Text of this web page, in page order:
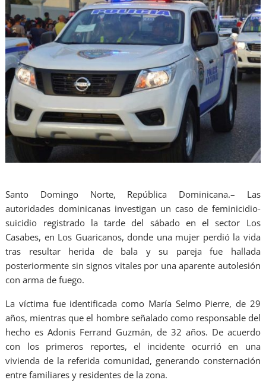
Santo Domingo Norte, República Dominicana.– Las
autoridades dominicanas investigan un caso de feminicidio-
suicidio registrado la tarde del sábado en el sector Los
Casabes, en Los Guaricanos, donde una mujer perdió la vida
tras resultar herida de bala y su pareja fue hallada
posteriormente sin signos vitales por una aparente autolesión
con arma de fuego.
La víctima fue identificada como María Selmo Pierre, de 29
años, mientras que el hombre señalado como responsable del
hecho es Adonis Ferrand Guzmán, de 32 años. De acuerdo
con los primeros reportes, el incidente ocurrió en una
vivienda de la referida comunidad, generando consternación
entre familiares y residentes de la zona.